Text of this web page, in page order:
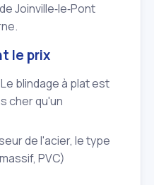
Joinville‑le‑Pont
le prix
Le blindage à plat est
cher qu'un
de l'acier, le type
PVC)